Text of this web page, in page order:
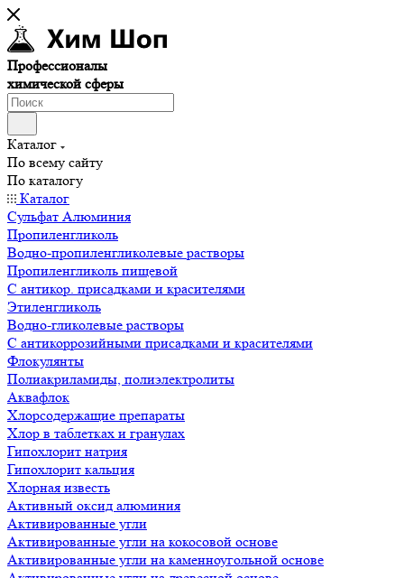
Профессионалы
химической сферы
Каталог
По всему сайту
По каталогу
Каталог
Сульфат Алюминия
Пропиленгликоль
Водно-пропиленгликолевые растворы
Пропиленгликоль пищевой
С антикор. присадками и красителями
Этиленгликоль
Водно-гликолевые растворы
С антикоррозийными присадками и красителями
Флокулянты
Полиакриламиды, полиэлектролиты
Аквафлок
Хлорсодержащие препараты
Хлор в таблетках и гранулах
Гипохлорит натрия
Гипохлорит кальция
Хлорная известь
Активный оксид алюминия
Активированные угли
Активированные угли на кокосовой основе
Активированные угли на каменноугольной основе